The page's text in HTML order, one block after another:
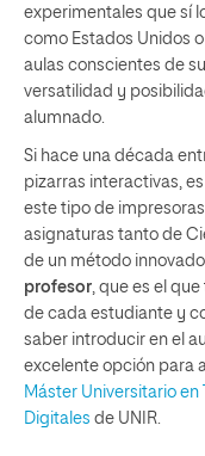
experimentales que sí
como Estados Unidos
aulas conscientes de su
versatilidad y
alumnado.
Si hace una década
pizarras interactivas,
este tipo de
asignaturas tanto de
de un método
profesor, que es el
de cada estudiante y
saber introducir en el
excelente opción para
Máster Universitario
Digitales de UNIR.